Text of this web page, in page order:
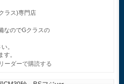
ラス)専門店
なのでGクラスの
。
。